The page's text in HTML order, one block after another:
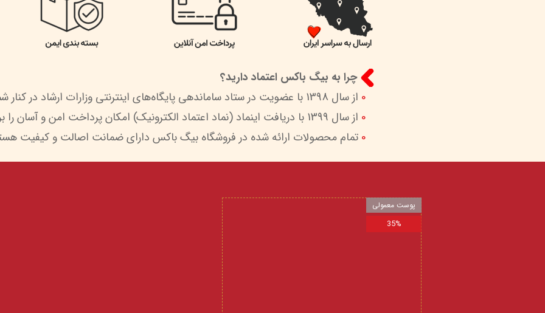
چرا به بیگ باکس اعتماد دارید؟
0 از سال 1398 با عضویت در ستاد ساماندهی پایگاه‌های اینترنتی وزارات ارشاد در کنار شما هستیم.
0 از سال 1399 با دریافت اینماد (نماد اعتماد الکترونیک) امکان پرداخت امن و آسان را برای شما فراهم کردیم.
0 تمام محصولات ارائه شده در فروشگاه بیگ باکس دارای ضمانت اصالت و کیفیت
پوست معمولی
35%